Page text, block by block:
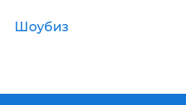
Шоубиз